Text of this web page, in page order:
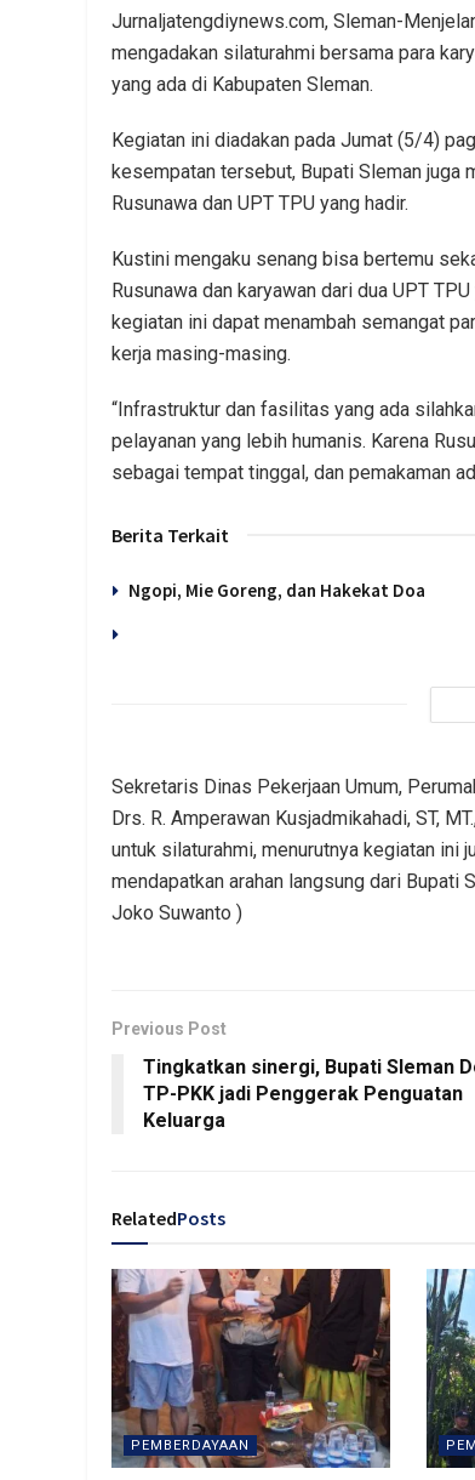
Jurnaljatengdiynews.com, Sleman-
mengadakan silaturahmi bersama para
yang ada di Kabupaten Sleman.
Kegiatan ini diadakan pada Jumat (5/4)
kesempatan tersebut, Bupati Sleman juga
Rusunawa dan UPT TPU yang hadir.
Kustini mengaku senang bisa bertemu
Rusunawa dan karyawan dari dua UPT
kegiatan ini dapat menambah semangat
kerja masing-masing.
“Infrastruktur dan fasilitas yang ada
pelayanan yang lebih humanis. Karena
sebagai tempat tinggal, dan pemakaman
Berita Terkait
Ngopi, Mie Goreng, dan Hakekat Doa
Sekretaris Dinas Pekerjaan Umum,
Drs. R. Amperawan Kusjadmikahadi, ST,
untuk silaturahmi, menurutnya kegiatan ini
mendapatkan arahan langsung dari Bupati
Joko Suwanto )
Previous Post
Tingkatkan sinergi, Bupati Sleman
TP-PKK jadi Penggerak Penguatan
Keluarga
RelatedPosts
PEMBERDAYAAN